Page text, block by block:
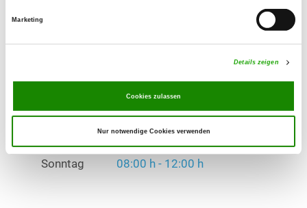
Marketing
Details zeigen
Cookies zulassen
Nur notwendige Cookies verwenden
Übungszeiten im Sommer:
Übungszeiten im Winter:
from 18:00 h
Sonntag 08:00 h - 12:00 h